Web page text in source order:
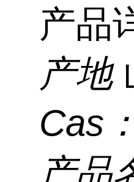
产品
产地
Cas：
产品